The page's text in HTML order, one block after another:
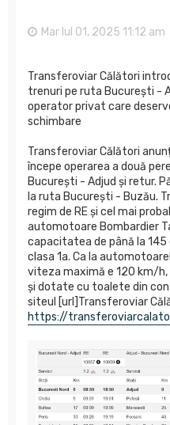
Mar Iul 01, 2025 11:12 am
Transferoviar Călători
trenuri pe ruta București -
operator privat care
schimbare
Transferoviar Călători
începe operarea a două
București - Adjud și retur.
la ruta București - Buzău.
regim de RE și cel mai
automotoare Bombardier
capacitatea de până la 145
clasa 1a. Ca la
viteza maximă e 120 km/
și dotate cu toalete din
siteul [url]Transferoviar
https://